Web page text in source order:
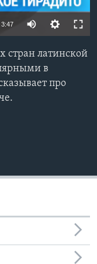
3:47
стран латинской
в
про